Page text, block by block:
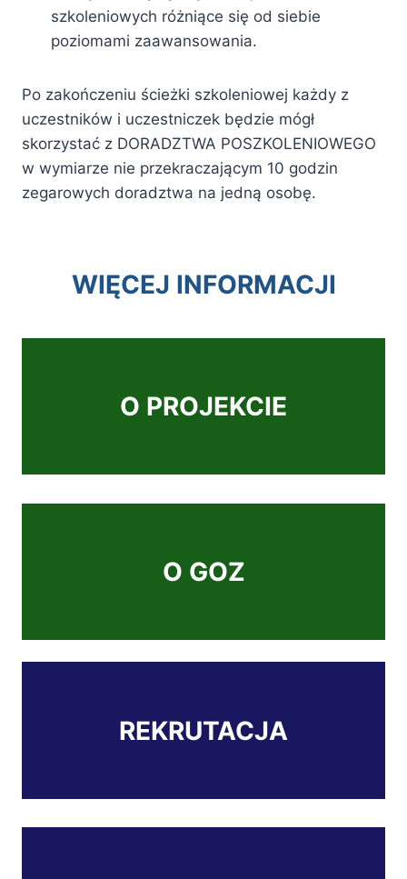
szkoleniowych różniące się od siebie
poziomami zaawansowania.
Po zakończeniu ścieżki szkoleniowej każdy z
uczestników i uczestniczek będzie mógł
skorzystać z DORADZTWA POSZKOLENIOWEGO
w wymiarze nie przekraczającym 10 godzin
zegarowych doradztwa na jedną osobę.
WIĘCEJ INFORMACJI
O PROJEKCIE
O GOZ
REKRUTACJA